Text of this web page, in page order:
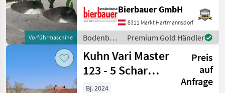
Vorführmaschine
Maiseinleger, Scheibensech,
hydr.
Schnittbreitenverstellung,
Stützrad, Vorschäler Die
Maschine be
Bierbauer GmbH
8311 Markt Hartmannsdorf
Bodenbearbeitung
/ Amazone
Premium Gold Händler
Kuhn Vari Master
123 - 5 Schar
Pflug
Preis
auf
Anfrage
Bj. 2024